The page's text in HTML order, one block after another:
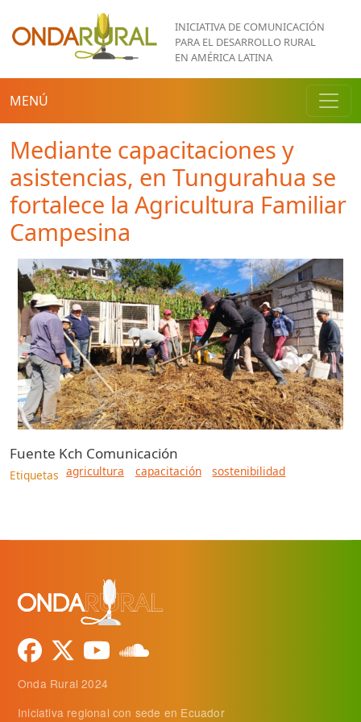
Pasar al contenido principal
INICIATIVA DE COMUNICACIÓN
PARA EL DESARROLLO RURAL
EN AMÉRICA LATINA
MENÚ
Mediante capacitaciones y
asistencias, en Tungurahua se
fortalece la Agricultura Familiar
Campesina
Fuente Kch Comunicación
Etiquetas agricultura capacitación sostenibilidad
Onda Rural 2024
Iniciativa regional con sede en Ecuador